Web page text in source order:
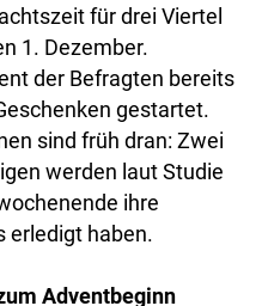
für drei Viertel
1. Dezember.
der Befragten bereits
gestartet.
sind früh dran: Zwei
werden laut Studie
ihre
erledigt haben.
Adventbeginn